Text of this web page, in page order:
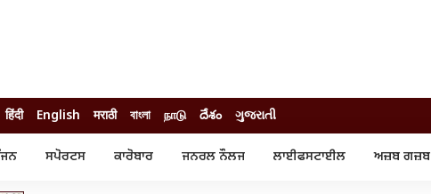
हिंदी English मराठी বাংলা நாடு దేశం ગુજરાતી
ਸਪੋਰਟਸ ਕਾਰੋਬਾਰ ਜਨਰਲ ਨੌਲਜ ਲਾਈਫਸਟਾਈਲ ਅਜ਼ਬ ਗਜ਼ਬ